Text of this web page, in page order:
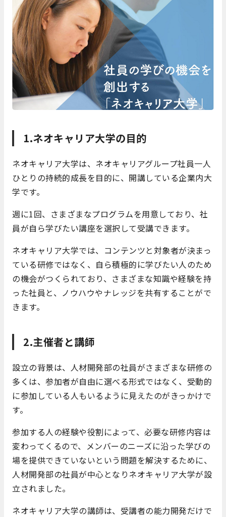
1.ネオキャリア大学の目的
ネオキャリア大学は、ネオキャリアグループ社員一人
ひとりの持続的成長を目的に、開講している企業内大
学です。
週に1回、さまざまなプログラムを用意しており、社
員が自ら学びたい講座を選択して受講できます。
ネオキャリア大学では、コンテンツと対象者が決まっ
ている研修ではなく、自ら積極的に学びたい人のため
の機会がつくられており、さまざまな知識や経験を持
った社員と、ノウハウやナレッジを共有することがで
きます。
2.主催者と講師
設立の背景は、人材開発部の社員がさまざまな研修の
多くは、参加者が自由に選べる形式ではなく、受動的
に参加している人もいるように見えたのがきっかけで
す。
参加する人の経験や役割によって、必要な研修内容は
変わってくるので、メンバーのニーズに沿った学びの
場を提供できていないという問題を解決するために、
人材開発部の社員が中心となりネオキャリア大学が設
立されました。
ネオキャリア大学の講師は、受講者の能力開発だけで